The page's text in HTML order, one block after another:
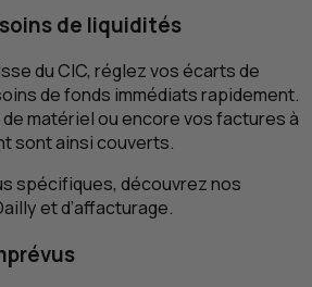
de liquidités
du CIC, réglez vos écarts de
de fonds immédiats rapidement.
matériel ou encore vos factures à
sont ainsi couverts.
spécifiques, découvrez nos
et d’affacturage.